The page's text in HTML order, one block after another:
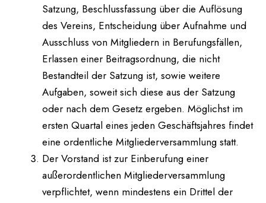
Satzung, Beschlussfassung über die Auflösung
des Vereins, Entscheidung über Aufnahme und
Ausschluss von Mitgliedern in Berufungsfällen,
Erlassen einer Beitragsordnung, die nicht
Bestandteil der Satzung ist, sowie weitere
Aufgaben, soweit sich diese aus der Satzung
oder nach dem Gesetz ergeben. Möglichst im
ersten Quartal eines jeden Geschäftsjahres findet
eine ordentliche Mitgliederversammlung statt.
Der Vorstand ist zur Einberufung einer
außerordentlichen Mitgliederversammlung
verpflichtet, wenn mindestens ein Drittel der